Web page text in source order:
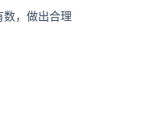
，做出合理